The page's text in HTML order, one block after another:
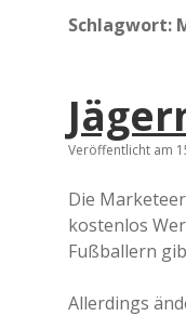
Schlagwort:
Veröffentlicht am
Die
kostenlos
Fußballern
Allerdings